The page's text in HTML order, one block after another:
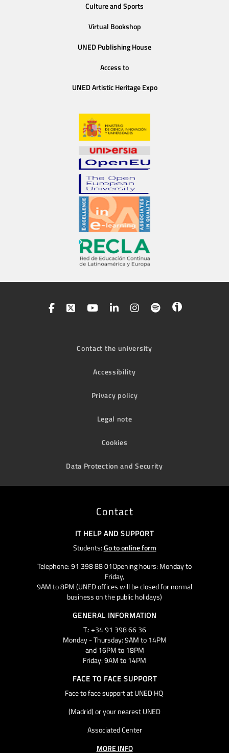
Culture and Sports
Virtual Bookshop
UNED Publishing House
Access to
UNED Artistic Heritage Expo
Contact the university
Accessibility
Privacy policy
Legal note
Cookies
Data Protection and Security
Contact
IT HELP AND SUPPORT
Students:Go to online form
Telephone: 91 398 88 01Opening hours: Monday to
Friday,
9AM to 8PM (UNED offices will be closed for normal
business on the public holidays)
GENERAL INFORMATION
T.: +34 91 398 66 36
Monday - Thursday: 9AM to 14PM
and 16PM to 18PM
Friday: 9AM to 14PM
FACE TO FACE SUPPORT
Face to face support at UNED HQ
(Madrid) or your nearest UNED
Associated Center
MORE INFO